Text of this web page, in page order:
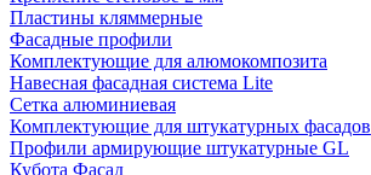
Пластины кляммерные
Фасадные профили
Комплектующие для алюмокомпозита
Навесная фасадная система Lite
Сетка алюминиевая
Комплектующие для штукатурных фасадов
Профили армирующие штукатурные GL
Кубота Фасад